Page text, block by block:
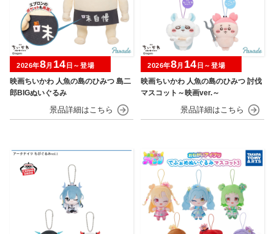
映画ちいかわ 人魚の島のひみつ 島二
郎BIGぬいぐるみ
2026年8月 14 日～登場
映画ちいかわ 人魚の島のひみつ 討伐
マスコット～映画ver.～
2026年8月 14 日～登場